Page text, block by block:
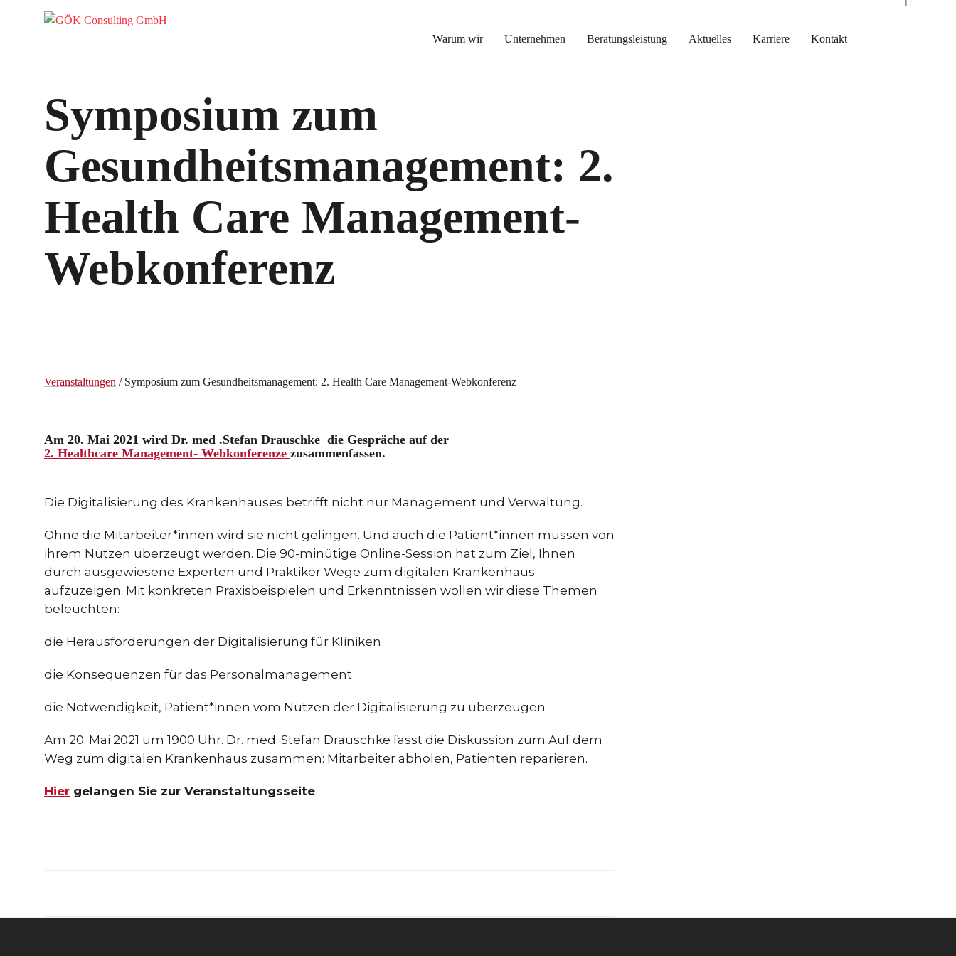
Warum wir Unternehmen Beratungsleistung Aktuelles Karriere Kontakt
Symposium zum
Gesundheitsmanagement: 2.
Health Care Management-
Webkonferenz
Veranstaltungen / Symposium zum Gesundheitsmanagement: 2. Health Care Management-Webkonferenz
Am 20. Mai 2021 wird Dr. med .Stefan Drauschke die Gespräche auf der
2. Healthcare Management- Webkonferenze zusammenfassen.
Die Digitalisierung des Krankenhauses betrifft nicht nur Management und Verwaltung.
Ohne die Mitarbeiter*innen wird sie nicht gelingen. Und auch die Patient*innen müssen von
ihrem Nutzen überzeugt werden. Die 90-minütige Online-Session hat zum Ziel, Ihnen
durch ausgewiesene Experten und Praktiker Wege zum digitalen Krankenhaus
aufzuzeigen. Mit konkreten Praxisbeispielen und Erkenntnissen wollen wir diese Themen
beleuchten:
die Herausforderungen der Digitalisierung für Kliniken
die Konsequenzen für das Personalmanagement
die Notwendigkeit, Patient*innen vom Nutzen der Digitalisierung zu überzeugen
Am 20. Mai 2021 um 1900 Uhr. Dr. med. Stefan Drauschke fasst die Diskussion zum Auf dem
Weg zum digitalen Krankenhaus zusammen: Mitarbeiter abholen, Patienten reparieren.
Hier gelangen Sie zur Veranstaltungsseite